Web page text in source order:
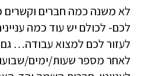
לא משנה כמה חברים וקשרים
לכם- לכולם יש עוד כמה
לעזור לכם למצוא עבודה… גם
לאחר מספר שעות/ימים/